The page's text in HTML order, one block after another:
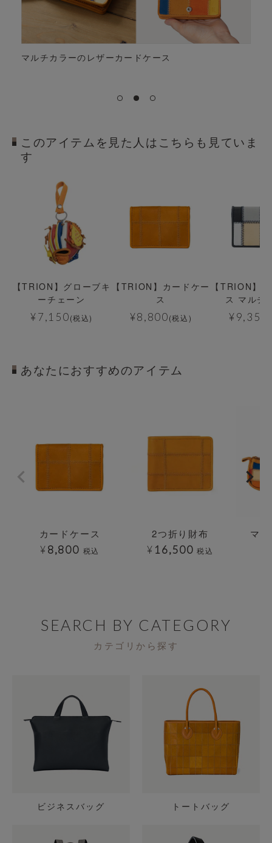
マルチカラーのレザーカードケース
このアイテムを見た人はこちらも見ていま
す
【TRION】グローブキ
ーチェーン
¥7,150(税込)
【TRION】カードケー
ス
¥8,800(税込)
【TRION】
ス マルチ
¥9,350
あなたにおすすめのアイテム
カードケース
¥8,800 税込
2つ折り財布
¥ 16,500 税込
マ
SEARCH BY CATEGORY
カテゴリから探す
ビジネスバッグ トートバッグ